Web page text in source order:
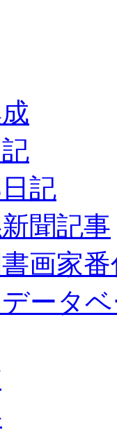
記
聞記事
画家
ータ